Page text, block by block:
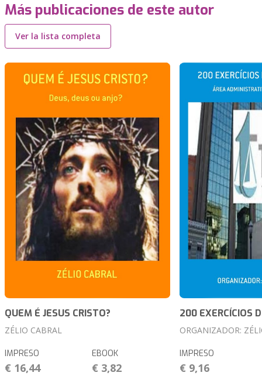
Más publicaciones de este autor
Ver la lista completa
QUEM É JESUS CRISTO?
ZÉLIO CABRAL
IMPRESO
€ 16,44
EBOOK
€ 3,82
200 EXERCÍCIOS
ORGANIZADOR:
IMPRESO
€ 9,16